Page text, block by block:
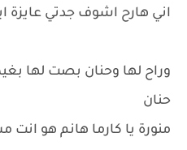
اني هارح اشوف جدتي عايزة
وراح لها وحنان بصت لها
حنان
منورة يا كارما هانم هو